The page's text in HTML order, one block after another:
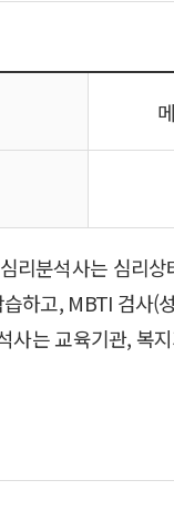
리분석사는 심리상
하고, MBTI 검사(
사는 교육기관, 복